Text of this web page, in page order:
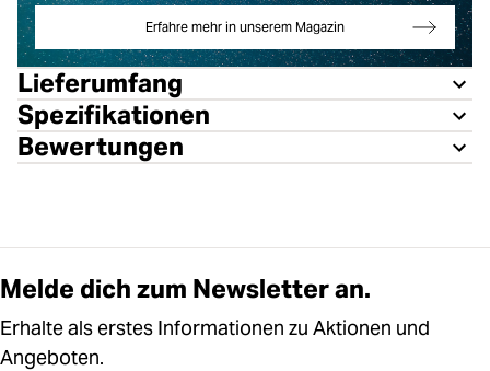
Erfahre mehr in unserem Magazin
Lieferumfang
Spezifikationen
Bewertungen
Melde dich zum Newsletter an.
Erhalte als erstes Informationen zu Aktionen und
Angeboten.